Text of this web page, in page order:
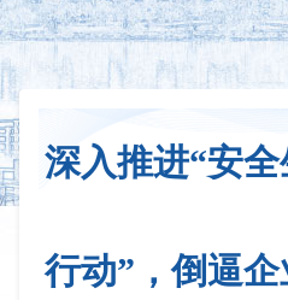
深入推进“安
行动”，倒逼